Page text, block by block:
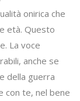
onirica che
età. Questo
La voce
anche se
della guerra
con te, nel bene